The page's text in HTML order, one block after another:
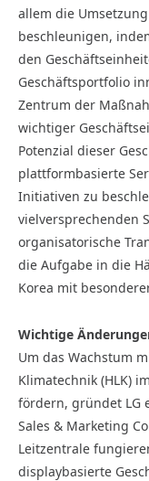
allem die
beschleunigen,
den
Geschäftsportfolio
Zentrum der
wichtiger
Potenzial dieser
plattformbasierte
Initiativen zu
vielversprechenden
organisatorische
die Aufgabe in die
Korea mit
Wichtige
Um das Wachstum
Klimatechnik (HLK)
fördern, gründet LG
Sales & Marketing
Leitzentrale
displaybasierte